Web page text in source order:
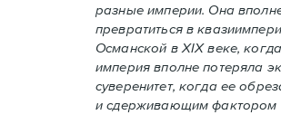
разные империи. Она
превратиться в
Османской в XIX веке,
империя вполне потеряла
суверенитет, когда ее
и сдерживающим фактором